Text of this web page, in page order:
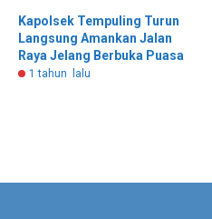
Kapolsek Tempuling Turun
Langsung Amankan Jalan
Raya Jelang Berbuka Puasa
1 tahun lalu